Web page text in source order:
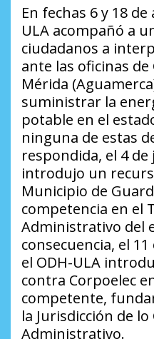
En fechas 6 y 18
ULA acompañó a
ciudadanos a
ante las oficinas de
Mérida
suministrar la
potable en el
ninguna de estas
respondida, el 4 de
introdujo un
Municipio de
competencia en el
Administrativo del
consecuencia, el
el ODH-ULA
contra Corpoelec
competente,
la Jurisdicción de
Administrativo.